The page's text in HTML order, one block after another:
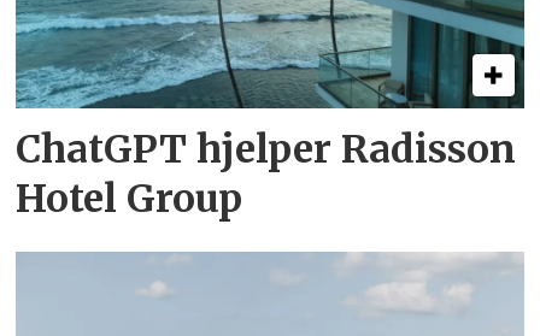
ChatGPT hjelper Radisson
Hotel Group